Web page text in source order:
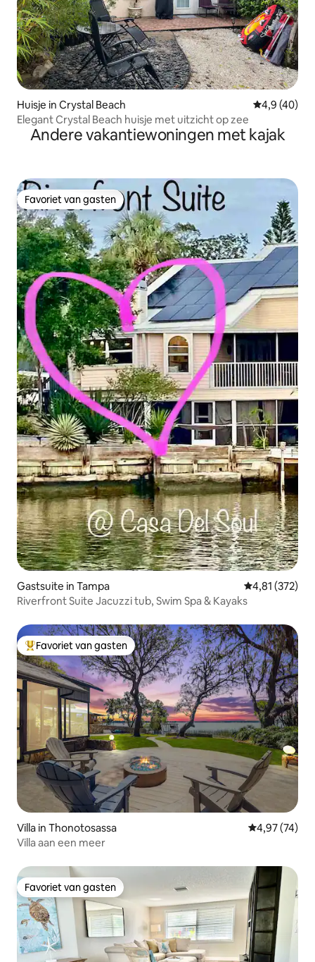
Huisje in Crystal Beach Gemiddelde
4,9 (40)
Elegant Crystal Beach huisje met uitzicht op zee
Andere vakantiewoningen met kajak
Favoriet van gasten
Favoriet van gasten
Gastsuite in Tampa Gemiddelde
4,81 (372)
Riverfront Suite Jacuzzi tub, Swim Spa & Kayaks
Topfavoriet van gasten
Favoriet van gasten
Villa in Thonotosassa Gemiddelde
4,97 (74)
Villa aan een meer
Favoriet van gasten
Favoriet van gasten